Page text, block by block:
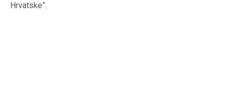
Hrvatske”.